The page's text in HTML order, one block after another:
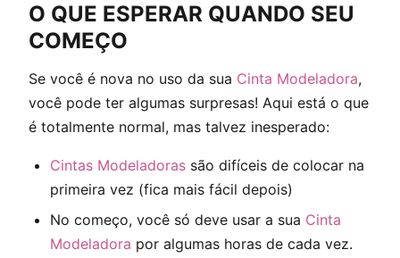
O QUE ESPERAR QUANDO SEU
COMEÇO
Se você é nova no uso da sua Cinta Modeladora,
você pode ter algumas surpresas! Aqui está o que
é totalmente normal, mas talvez inesperado:
Cintas Modeladoras são difíceis de colocar na
primeira vez (fica mais fácil depois)
No começo, você só deve usar a sua Cinta
Modeladora por algumas horas de cada vez.